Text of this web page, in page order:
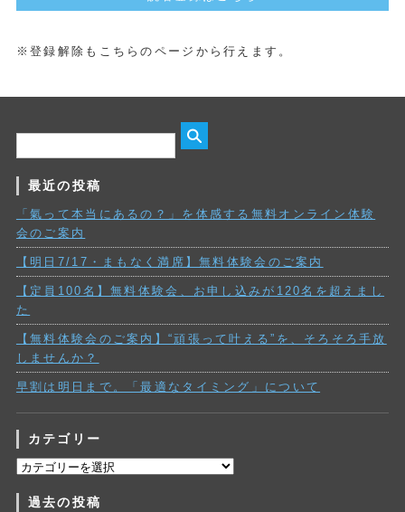
※登録解除もこちらのページから行えます。
最近の投稿
「氣って本当にあるの？」を体感する無料オンライン体験
会のご案内
【明日7/17・まもなく満席】無料体験会のご案内
【定員100名】無料体験会、お申し込みが120名を超えまし
た
【無料体験会のご案内】“頑張って叶える”を、そろそろ手放
しませんか？
早割は明日まで。「最適なタイミング」について
カテゴリー
カ
ゴ過去の投稿